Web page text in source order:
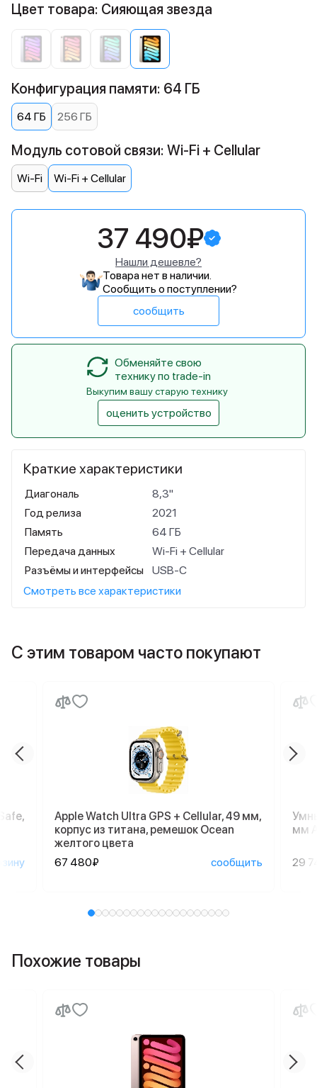
Краткие характеристики
Диагональ
8,3"
Год релиза
2021
Память
64 ГБ
Передача данных
Wi-Fi + Cellular
Разъёмы и интерфейсы
USB‑C
Смотреть все характеристики
Цвет товара: Сияющая звезда
Конфигурация памяти: 64 ГБ
64 ГБ 256 ГБ
Модуль сотовой связи: Wi-Fi + Cellular
Wi-Fi Wi-Fi + Cellular
37 490₽
Нашли дешевле?
Товара нет в наличии.
Сообщить о поступлении?
сообщить
Обменяйте свою
технику по trade-in
Выкупим вашу старую технику
оценить устройство
С этим товаром часто покупают
Apple Watch Ultra GPS + Cellular, 49 мм,
корпус из титана, ремешок Ocean
желтого цвета
67 480₽
сообщить
мм
29
Похожие товары